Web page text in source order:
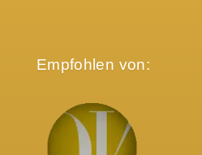
Empfohlen von: